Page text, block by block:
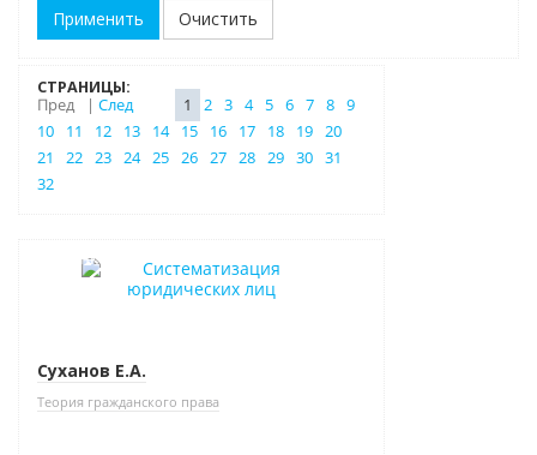
Очистить
СТРАНИЦЫ:
Пред
| След 1 2 3 4 5 6 7 8 9
10
11 12 13 14 15 16 17 18 19 20
21
22 23 24 25 26 27 28 29 30 31
32
Новинка
Суханов Е.А.
Теория гражданского права